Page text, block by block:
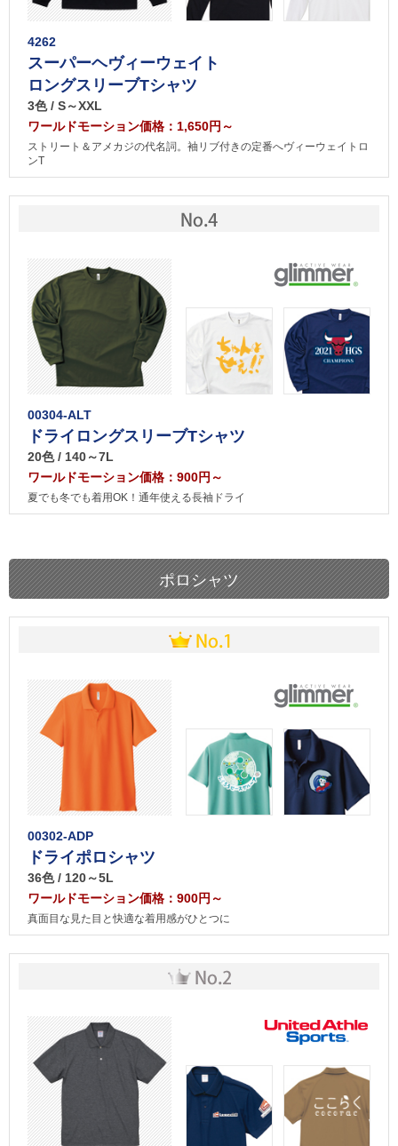
4262
スーパーヘヴィーウェイト
ロングスリーブTシャツ
3色 / S～XXL
ワールドモーション価格：1,650円～
ストリート＆アメカジの代名詞。袖リブ付きの定番へヴィーウェイトロ
ンT
00304-ALT
ドライロングスリーブTシャツ
20色 / 140～7L
ワールドモーション価格：900円～
夏でも冬でも着用OK！通年使える長袖ドライ
ポロシャツ
00302-ADP
ドライポロシャツ
36色 / 120～5L
ワールドモーション価格：900円～
真面目な見た目と快適な着用感がひとつに